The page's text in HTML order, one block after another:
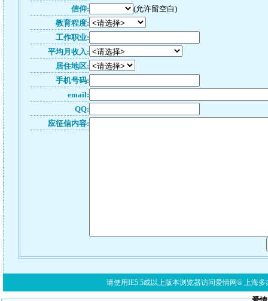
信仰:
(允许留空白)
教育程度:
工作职业:
平均月收入:
居住地区:
手机号码:
email:
QQ:
应征信内容:
请使用IE5.5或以上版本浏览器访问爱情网® 上海多